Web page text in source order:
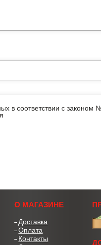
в соответствии с
О МАГАЗИНЕ
Доставка
Оплата
Контакты